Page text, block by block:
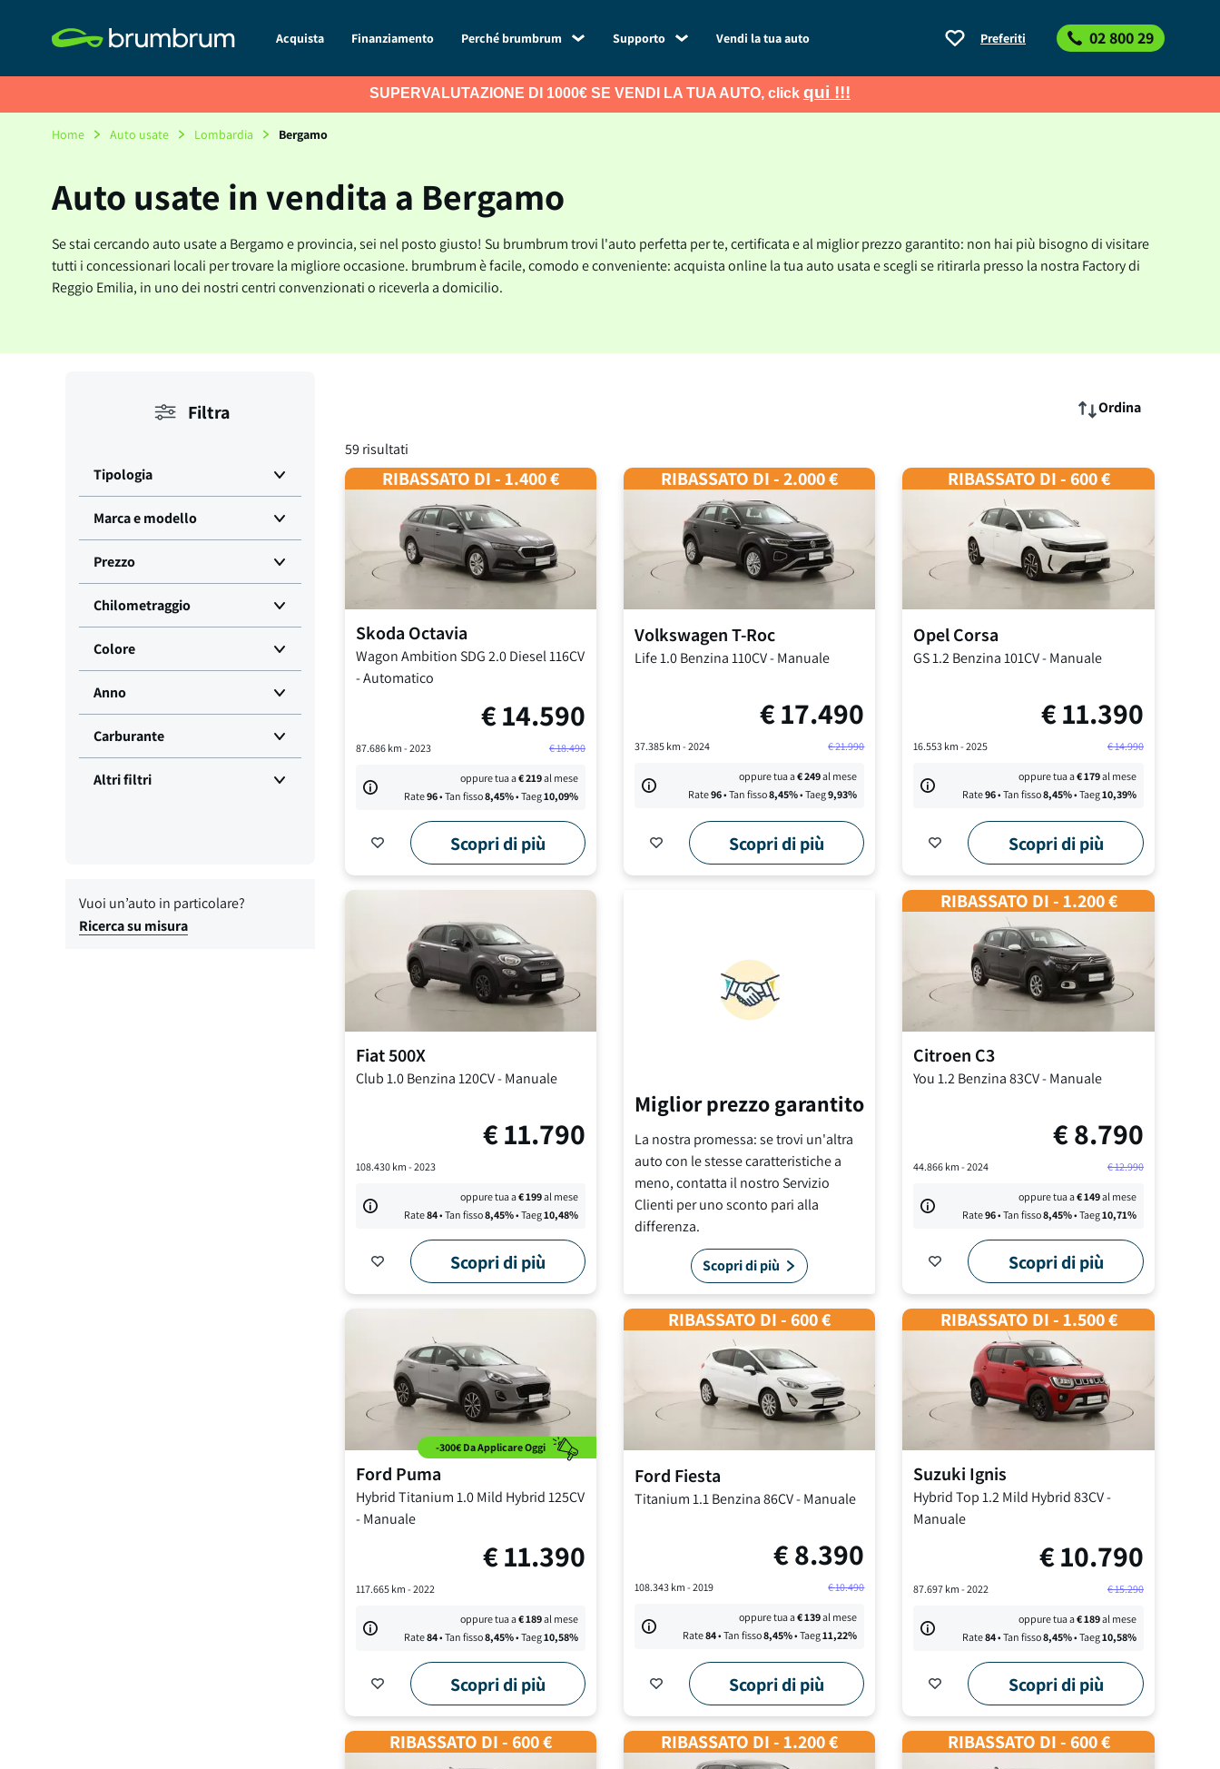
Acquista Finanziamento Perché brumbrum Supporto Vendi la tua auto Preferiti 02 800 29
SUPERVALUTAZIONE DI 1000€ SE VENDI LA TUA AUTO, click qui !!!
Home Auto usate Lombardia Bergamo
Auto usate in vendita a Bergamo
Se stai cercando auto usate a Bergamo e provincia, sei nel posto giusto! Su brumbrum trovi l'auto perfetta per te, certificata e al miglior prezzo garantito: non hai più bisogno di visitare
tutti i concessionari locali per trovare la migliore occasione. brumbrum è facile, comodo e conveniente: acquista online la tua auto usata e scegli se ritirarla presso la nostra Factory di
Reggio Emilia, in uno dei nostri centri convenzionati o riceverla a domicilio.
Filtra
Tipologia
Marca e modello
Prezzo
Chilometraggio
Colore
Anno
Carburante
Altri filtri
Vuoi un’auto in particolare?
Ricerca su misura
Ordina
59 risultati
RIBASSATO DI - 1.400 €
Skoda Octavia
Wagon Ambition SDG2.0 Diesel 116CV
-Automatico
€14.590
87.686km - 2023 €18.490
oppure tua a€219al mese
Rate96• Tan fisso8,45%• Taeg10,09%
Scopri di più
RIBASSATO DI - 2.000 €
VolkswagenT-Roc
Life1.0 Benzina 110CV-Manuale
€17.490
37.385km - 2024 €21.990
oppure tua a€249al mese
Rate96• Tan fisso8,45%• Taeg9,93%
Scopri di più
RIBASSATO DI - 600 €
OpelCorsa
GS1.2 Benzina 101CV-Manuale
€11.390
16.553 km -2025 €14.990
oppure tua a€179al mese
Rate96• Tan fisso8,45%• Taeg10,39%
Scopri di più
Fiat500X
Club1.0 Benzina 120CV-Manuale
€11.790
108.430km - 2023
oppure tua a€199al mese
Rate84• Tan fisso8,45%• Taeg10,48%
Scopri di più
Miglior prezzo garantito
La nostra promessa: se trovi un'altra
auto con le stesse caratteristiche a
meno, contatta il nostro Servizio
Clienti per uno sconto pari alla
differenza.
Scopri di più
RIBASSATO DI - 1.200 €
Citroen C3
You 1.2 Benzina 83CV-Manuale
€8.790
44.866 km -2024 €12.990
oppure tua a€149al mese
Rate96• Tan fisso8,45%• Taeg10,71%
Scopri di più
-300€ Da Applicare Oggi
Ford Puma
Hybrid Titanium1.0 Mild Hybrid 125CV
-Manuale
€11.390
117.665km - 2022
oppure tua a€189al mese
Rate84• Tan fisso8,45%• Taeg10,58%
Scopri di più
RIBASSATO DI - 600 €
Ford Fiesta
Titanium1.1 Benzina 86CV-Manuale
€8.390
108.343km - 2019 €10.490
oppure tua a€139al mese
Rate84• Tan fisso8,45%• Taeg11,22%
Scopri di più
RIBASSATO DI - 1.500 €
Suzuki Ignis
Hybrid Top 1.2 Mild Hybrid 83CV-
Manuale
€10.790
87.697 km -2022 €15.290
oppure tua a€189al mese
Rate84• Tan fisso8,45%• Taeg10,58%
Scopri di più
RIBASSATO DI - 600 € RIBASSATO DI - 1.200 € RIBASSATO DI - 600 €